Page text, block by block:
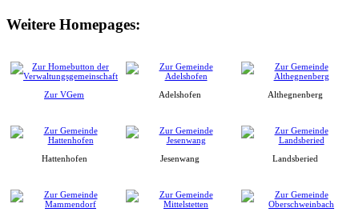
Weitere Homepages:
Zur VGem Adelshofen Althegnenberg
Hattenhofen Jesenwang Landsberied